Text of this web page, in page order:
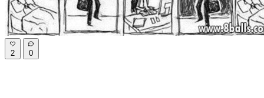
2 0